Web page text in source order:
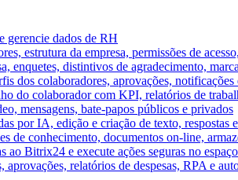
gerencie dados de RH
estrutura da empresa, permissões de
enquetes, distintivos de agradecimento,
dos colaboradores, aprovações,
do colaborador com KPI, relatórios de
mensagens, bate-papos públicos e privados
por IA, edição e criação de texto, respostas
de conhecimento, documentos on-line,
ao Bitrix24 e execute ações seguras no
aprovações, relatórios de despesas, RPA e